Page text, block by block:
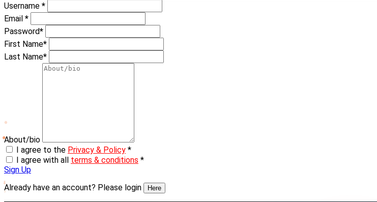
Username *
Email *
Password*
First Name*
Last Name*
About/bio
I agree to the Privacy & Policy *
I agree with all terms & conditions *
Sign Up
Already have an account? Please login
Here